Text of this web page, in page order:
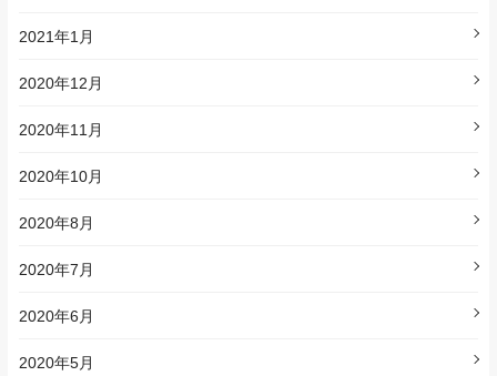
2021年1月
2020年12月
2020年11月
2020年10月
2020年8月
2020年7月
2020年6月
2020年5月